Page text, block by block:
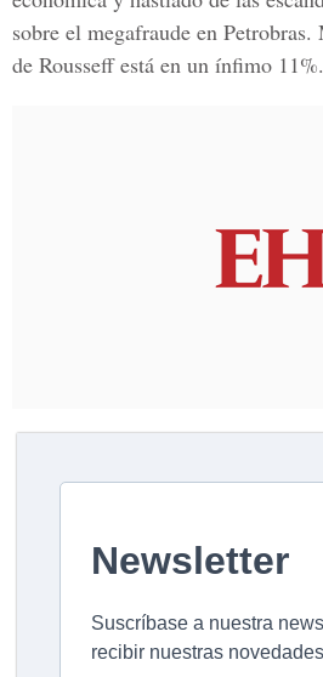
sobre el megafraude en Petrobras.
de Rousseff está en un ínfimo 11%.